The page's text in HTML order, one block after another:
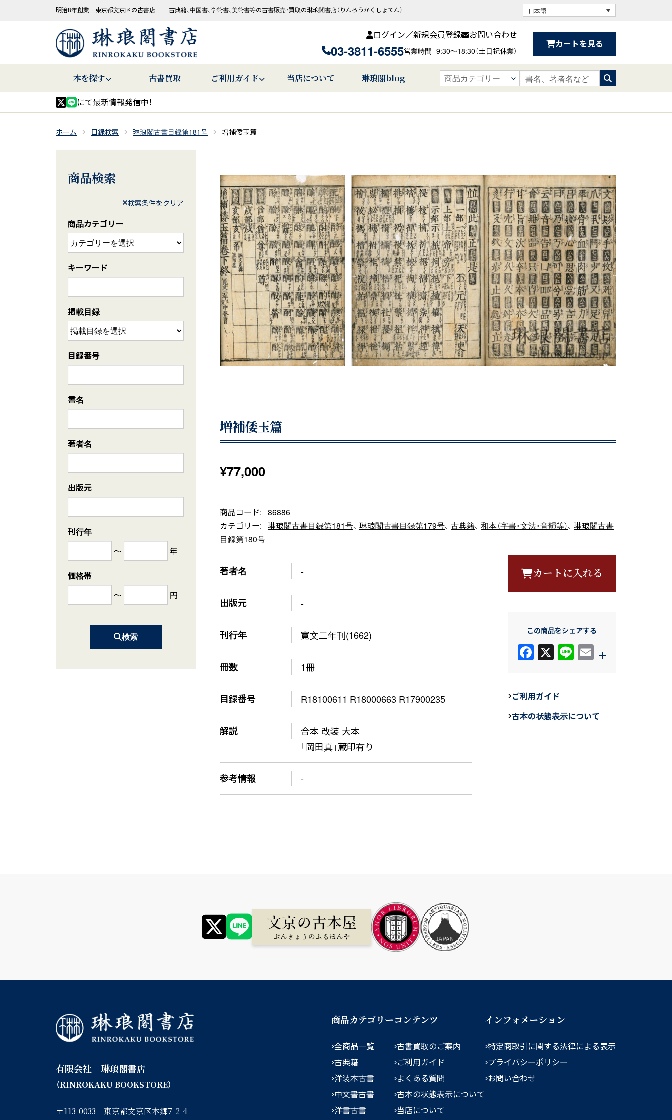
明治8年創業 東京都文京区の古書店 | 古典籍、中国書、学術書、美術書等の古書販売・買取の琳琅閣書店（りんろうかくしょてん） 日本語
ログイン／新規会員登録 お問い合わせ
03-3811-6555営業時間 9:30〜18:30（土日祝休業）
カートを見る
本を探す 古書買取 ご利用ガイド 当店について 琳琅閣blog
にて最新情報発信中！
ホーム 目録検索 琳琅閣古書目録第181号 増補倭玉篇
増補倭玉篇
¥77,000
商品コード: 86886
カテゴリー: 琳琅閣古書目録第181号、 琳琅閣古書目録第179号、 古典籍、 和本（字書・文法・音韻等）、 琳琅閣古書
目録第180号
著者名 -
出版元 -
刊行年 寛文二年刊(1662)
冊数 1冊
目録番号 R18100611 R18000663 R17900235
解説
合本 改装 大本
「岡田真」蔵印有り
参考情報 -
カートに入れる
この商品をシェアする
F
a
e
b
X Li
n
E
+
ご利用ガイド
古本の状態表示について
商品検索
検索条件をクリア
商品カテゴリー
キーワード
掲載目録
目録番号
書名
著者名
出版元
刊行年
～
年
価格帯
～
円
検索
有限会社 琳琅閣書店
（RINROKAKU BOOKSTORE）
〒113-0033 東京都文京区本郷7-2-4
商品カテゴリー
全商品一覧
古典籍
洋装本古書
中文書古書
洋書古書
コンテンツ
古書買取のご案内
ご利用ガイド
よくある質問
古本の状態表示について
当店について
インフォメーション
特定商取引に関する法律による表示
プライバシーポリシー
お問い合わせ